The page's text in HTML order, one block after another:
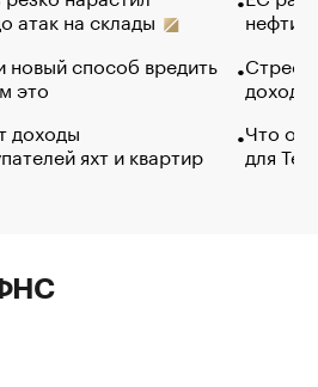
атак на склады
новый способ вредить
это
доходы
яхт и квартир
нефти
Что
для